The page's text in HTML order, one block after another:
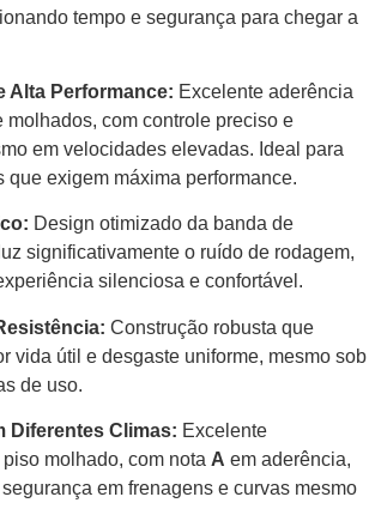
tempo e segurança para chegar a
Alta Performance: Excelente aderência
molhados, com controle preciso e
em velocidades elevadas. Ideal para
que exigem máxima performance.
Design otimizado da banda de
significativamente o ruído de rodagem,
silenciosa e confortável.
Construção robusta que
vida útil e desgaste uniforme, mesmo sob
de uso.
Diferentes Climas: Excelente
molhado, com nota A em aderência,
em frenagens e curvas mesmo